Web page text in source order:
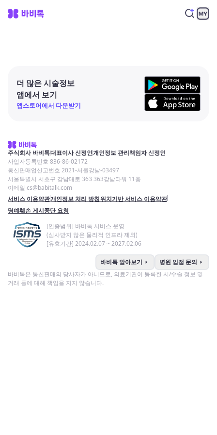
더 많은 시술정보
앱에서 보기
앱스토어에서 다운받기
주식회사 바비톡대표이사 신정인개인정보 관리책임자 신정인
사업자등록번호 836-86-02172
통신판매업신고번호 2021-서울강남-03497
서울특별시 서초구 강남대로 363 363강남타워 11층
이메일 cs@babitalk.com
서비스 이용약관개인정보 처리 방침위치기반 서비스 이용약관
명예훼손 게시중단 요청
[인증범위] 바비톡 서비스 운영
(심사받지 않은 물리적 인프라 제외)
[유효기간] 2024.02.07 ~ 2027.02.06
바비톡 알아보기 arrow_right 병원 입점 문의 arrow_right
바비톡은 통신판매의 당사자가 아니므로, 의료기관이 등록한 시/수술 정보 및
거래 등에 대해 책임을 지지 않습니다.